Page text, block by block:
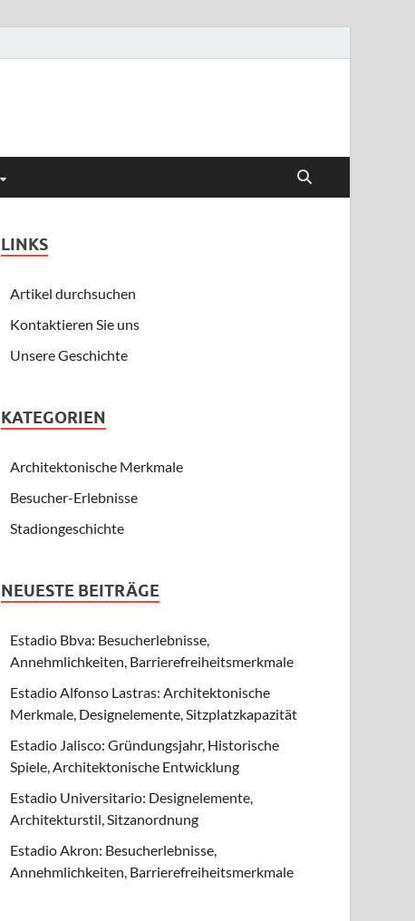
LINKS
Artikel durchsuchen
Kontaktieren Sie uns
Unsere Geschichte
KATEGORIEN
Architektonische Merkmale
Besucher-Erlebnisse
Stadiongeschichte
NEUESTE BEITRÄGE
Estadio Bbva: Besucherlebnisse,
Annehmlichkeiten, Barrierefreiheitsmerkmale
Estadio Alfonso Lastras: Architektonische
Merkmale, Designelemente, Sitzplatzkapazität
Estadio Jalisco: Gründungsjahr, Historische
Spiele, Architektonische Entwicklung
Estadio Universitario: Designelemente,
Architekturstil, Sitzanordnung
Estadio Akron: Besucherlebnisse,
Annehmlichkeiten, Barrierefreiheitsmerkmale